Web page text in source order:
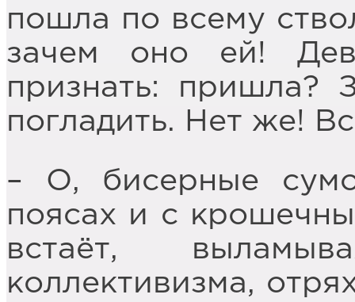
пошла по всему
зачем оно ей!
признать: пришла?
погладить. Нет же!
– О, бисерные
поясах и с
встаёт,
коллективизма,